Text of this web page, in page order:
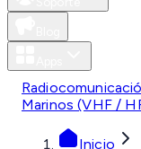
Marinos (VHF /
Inicio